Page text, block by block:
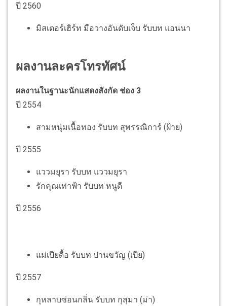
ปี 2560
มิสเตอร์เฮิร์ท มือวางอันดับเจ็บ รับบท แอนนา
ผลงานละครโทรทัศน์
ผลงานในฐานะนักแสดงสังกัด ช่อง 3
ปี 2554
สามหนุ่มเนื้อทอง รับบท สุพรรณิการ์ (ฝ้าย)
ปี 2555
แววมยุรา รับบท แววมยุรา
รักคุณเท่าฟ้า รับบท หนูดี
ปี 2556
แม่เปียดื้อ รับบท ปานขวัญ (เปีย)
ปี 2557
กุหลาบซ่อนกลิ่น รับบท กุสุมา (ม่า)